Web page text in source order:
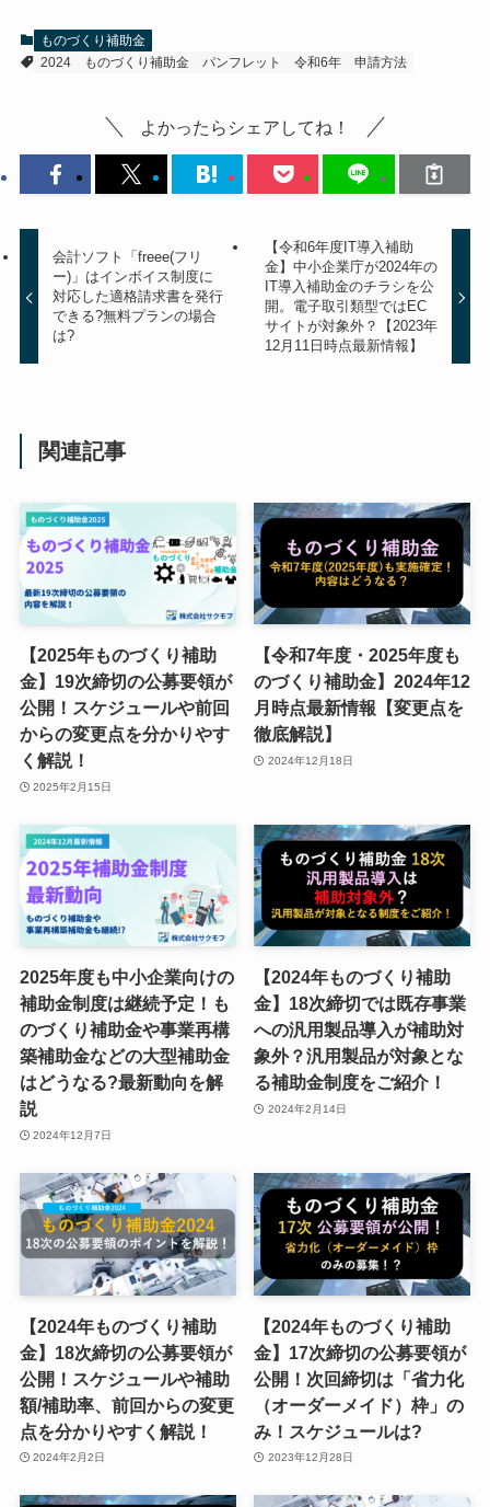
ものづくり補助金
2024
ものづくり補助金 パンフレット 令和6年 申請方法
よかったらシェアしてね！
会計ソフト「freee(フリ
ー)」はインボイス制度に
対応した適格請求書を発行
できる?無料プランの場合
は?
【令和6年度IT導入補助
金】中小企業庁が2024年の
IT導入補助金のチラシを公
開。電子取引類型ではEC
サイトが対象外？【2023年
12月11日時点最新情報】
関連記事
【2025年ものづくり補助
金】19次締切の公募要領が
公開！スケジュールや前回
からの変更点を分かりやす
く解説！
2025年2月15日
【令和7年度・2025年度も
のづくり補助金】2024年12
月時点最新情報【変更点を
徹底解説】
2024年12月18日
2025年度も中小企業向けの
補助金制度は継続予定！も
のづくり補助金や事業再構
築補助金などの大型補助金
はどうなる?最新動向を解
説
2024年12月7日
【2024年ものづくり補助
金】18次締切では既存事業
への汎用製品導入が補助対
象外？汎用製品が対象とな
る補助金制度をご紹介！
2024年2月14日
【2024年ものづくり補助
金】18次締切の公募要領が
公開！スケジュールや補助
額/補助率、前回からの変更
点を分かりやすく解説！
2024年2月2日
【2024年ものづくり補助
金】17次締切の公募要領が
公開！次回締切は「省力化
（オーダーメイド）枠」の
み！スケジュールは?
2023年12月28日